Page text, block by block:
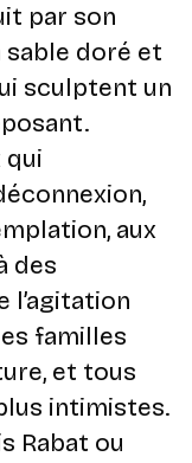
par son
doré et
sculptent un
qui
aux
des
l’agitation
familles
et tous
intimistes.
Rabat ou